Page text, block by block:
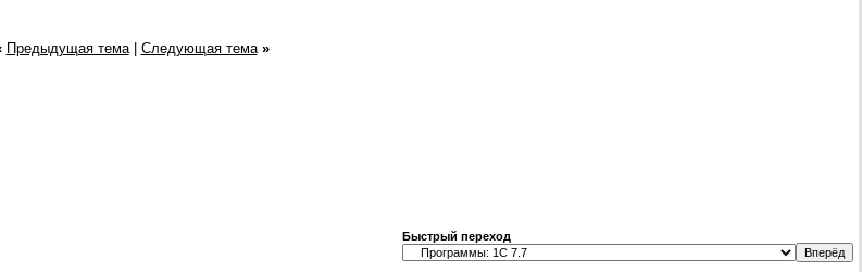
Предыдущая тема| Следующая тема »
Быстрый переход